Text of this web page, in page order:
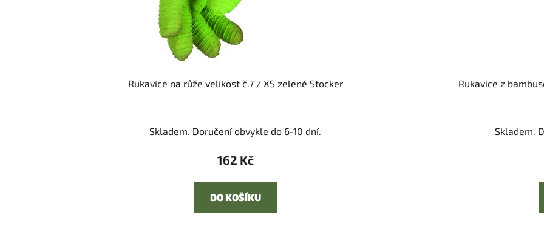
Rukavice na růže velikost č.7 / XS zelené Stocker
Skladem. Doručení obvykle do 6-10 dní.
162 Kč
DO KOŠÍKU
Rukavice z
Skladem.